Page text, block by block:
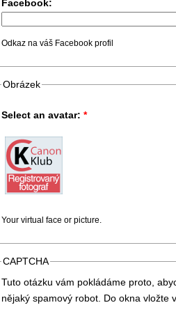
Facebook:
Odkaz na váš Facebook profil
Obrázek
Select an avatar: *
Your virtual face or picture.
CAPTCHA
Tuto otázku vám pokládáme proto,
nějaký spamový robot. Do okna vložte